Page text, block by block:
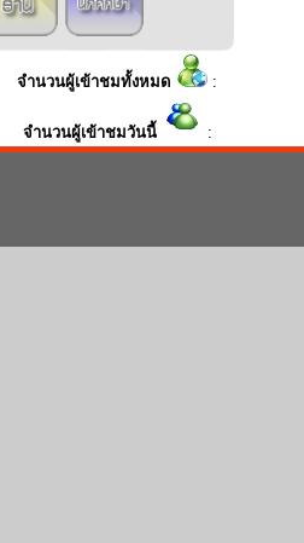
จำนวนผู้เข้าชมทั้งหมด :
จำนวนผู้เข้าชมวันนี้ :